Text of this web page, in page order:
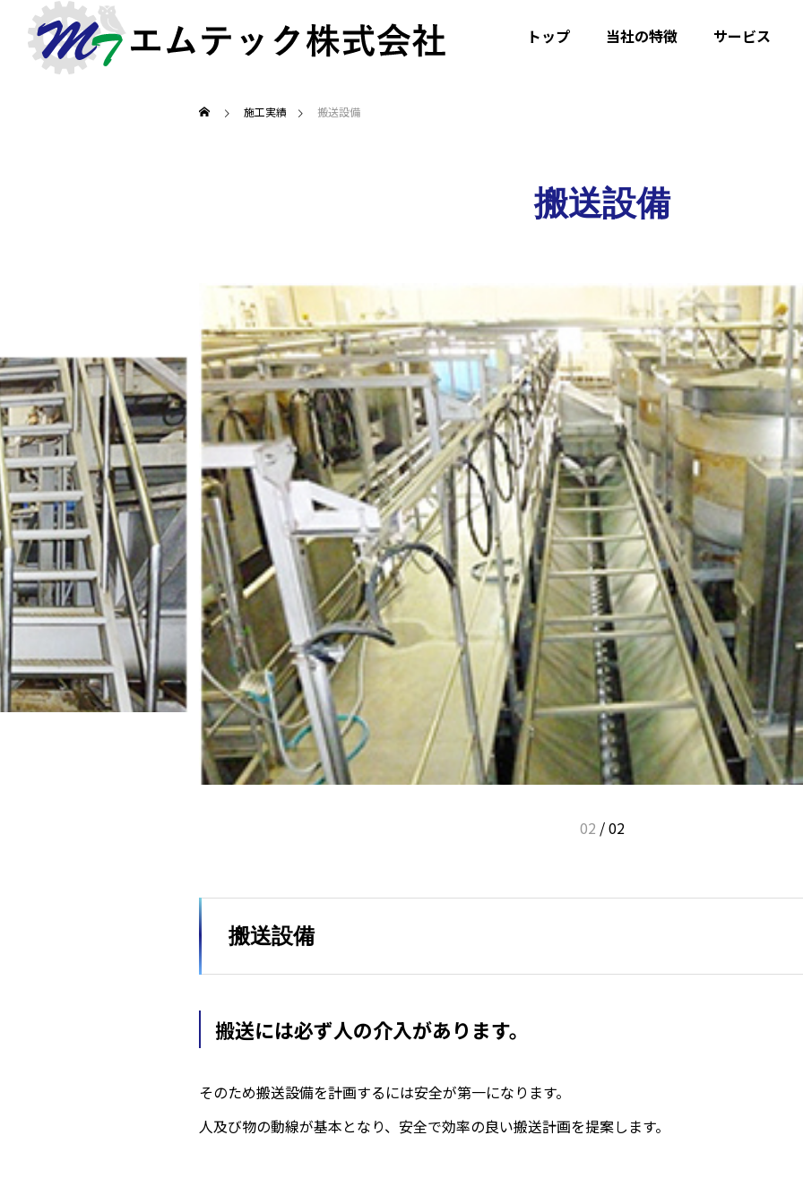
トップ 当社の特徴 サービス
施工実績 搬送設備
搬送設備
02 /02
搬送設備
搬送には必ず人の介入があります。
そのため搬送設備を計画するには安全が第一になります。
人及び物の動線が基本となり、安全で効率の良い搬送計画を提案します。